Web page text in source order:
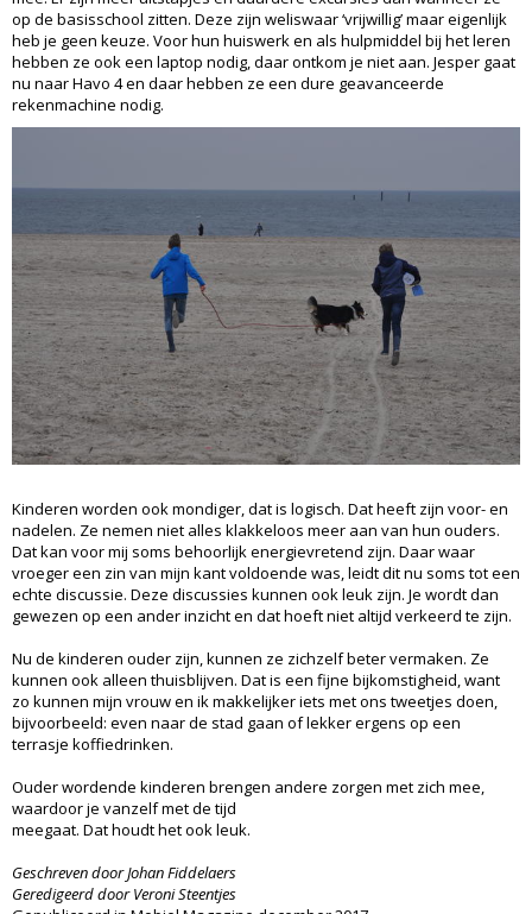
op de basisschool zitten. Deze zijn weliswaar ‘vrijwillig’ maar eigenlijk
heb je geen keuze. Voor hun huiswerk en als hulpmiddel bij het leren
hebben ze ook een laptop nodig, daar ontkom je niet aan. Jesper gaat
nu naar Havo 4 en daar hebben ze een dure geavanceerde
rekenmachine nodig.
Kinderen worden ook mondiger, dat is logisch. Dat heeft zijn voor- en
nadelen. Ze nemen niet alles klakkeloos meer aan van hun ouders.
Dat kan voor mij soms behoorlijk energievretend zijn. Daar waar
vroeger een zin van mijn kant voldoende was, leidt dit nu soms tot een
echte discussie. Deze discussies kunnen ook leuk zijn. Je wordt dan
gewezen op een ander inzicht en dat hoeft niet altijd verkeerd te zijn.
Nu de kinderen ouder zijn, kunnen ze zichzelf beter vermaken. Ze
kunnen ook alleen thuisblijven. Dat is een fijne bijkomstigheid, want
zo kunnen mijn vrouw en ik makkelijker iets met ons tweetjes doen,
bijvoorbeeld: even naar de stad gaan of lekker ergens op een
terrasje koffiedrinken.
Ouder wordende kinderen brengen andere zorgen met zich mee,
waardoor je vanzelf met de tijd
meegaat. Dat houdt het ook leuk.
Geschreven door Johan Fiddelaers
Geredigeerd door Veroni Steentjes